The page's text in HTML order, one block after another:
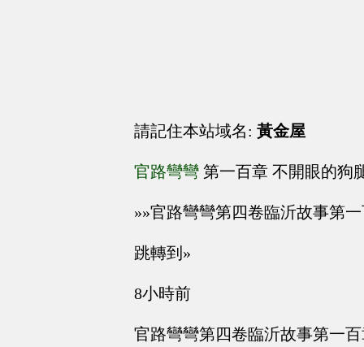
請記住本站域名: 黃金屋
官路彎彎 第一百章 不開眼的狗
»»官路彎彎第四卷臨沂故事第
跳轉到»
8小時前
官路彎彎第四卷臨沂故事第一